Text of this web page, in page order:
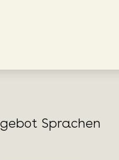
Sprachen